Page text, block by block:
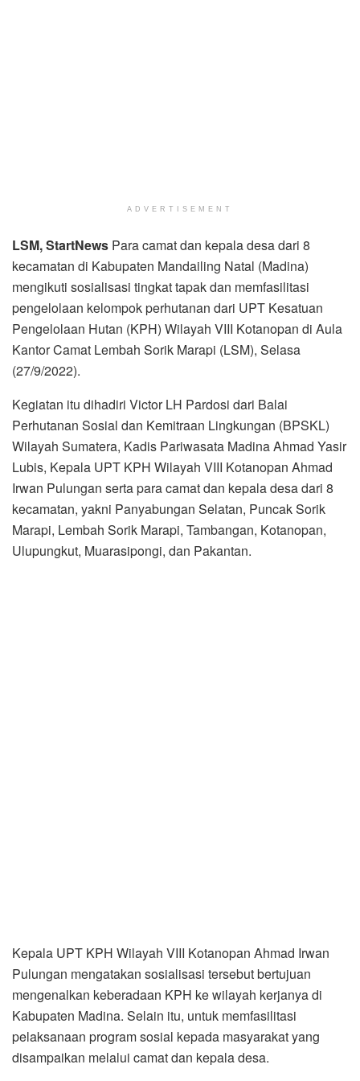
ADVERTISEMENT
LSM, StartNews Para camat dan kepala desa dari 8
kecamatan di Kabupaten Mandailing Natal (Madina)
mengikuti sosialisasi tingkat tapak dan memfasilitasi
pengelolaan kelompok perhutanan dari UPT Kesatuan
Pengelolaan Hutan (KPH) Wilayah VIII Kotanopan di Aula
Kantor Camat Lembah Sorik Marapi (LSM), Selasa
(27/9/2022).
Kegiatan itu dihadiri Victor LH Pardosi dari Balai
Perhutanan Sosial dan Kemitraan Lingkungan (BPSKL)
Wilayah Sumatera, Kadis Pariwasata Madina Ahmad Yasir
Lubis, Kepala UPT KPH Wilayah VIII Kotanopan Ahmad
Irwan Pulungan serta para camat dan kepala desa dari 8
kecamatan, yakni Panyabungan Selatan, Puncak Sorik
Marapi, Lembah Sorik Marapi, Tambangan, Kotanopan,
Ulupungkut, Muarasipongi, dan Pakantan.
Kepala UPT KPH Wilayah VIII Kotanopan Ahmad Irwan
Pulungan mengatakan sosialisasi tersebut bertujuan
mengenalkan keberadaan KPH ke wilayah kerjanya di
Kabupaten Madina. Selain itu, untuk memfasilitasi
pelaksanaan program sosial kepada masyarakat yang
disampaikan melalui camat dan kepala desa.